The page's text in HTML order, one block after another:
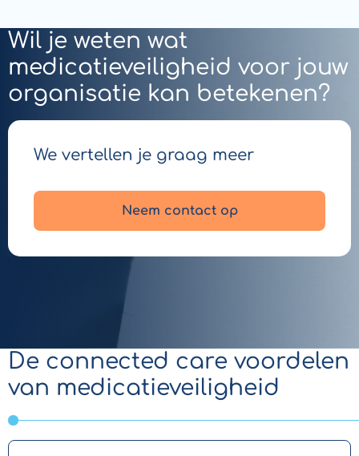
Wil je weten wat
medicatieveiligheid voor jouw
organisatie kan betekenen?
We vertellen je graag meer
Neem contact op
De connected care voordelen
van medicatieveiligheid